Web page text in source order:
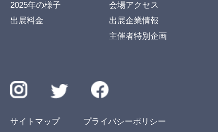
2025年の様子
出展料金
会場アクセス
出展企業情報
主催者特別企画
サイトマップ プライバシーポリシー